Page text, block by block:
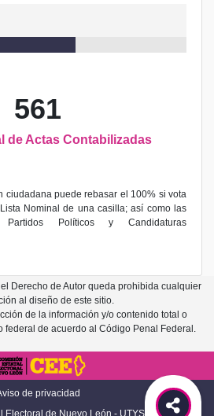
561
de Actas Contabilizadas
ciudadana puede rebasar el 100% si vota
Nominal de una casilla; así como las
Partidos Políticos y Candidaturas
Derecho de Autor queda prohibida cualquier
al diseño de este sitio.
de la información y/o contenido total o
federal de acuerdo al Código Penal Federal.
de privacidad
Electoral de Nuevo León - UTYS